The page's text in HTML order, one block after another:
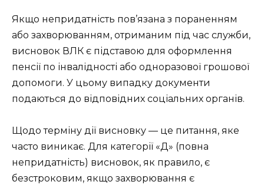
Якщо непридатність пов’язана з пораненням
або захворюванням, отриманим під час служби,
висновок ВЛК є підставою для оформлення
пенсії по інвалідності або одноразової грошової
допомоги. У цьому випадку документи
подаються до відповідних соціальних органів.
Щодо терміну дії висновку — це питання, яке
часто виникає. Для категорії «Д» (повна
непридатність) висновок, як правило, є
безстроковим, якщо захворювання є